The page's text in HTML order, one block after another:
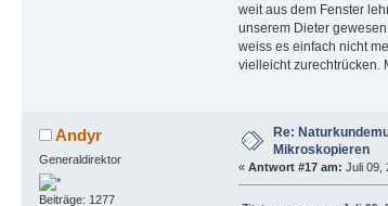
weit aus dem Fenster
unserem Dieter
weiss es einfach nicht
vielleicht zurechtrücken.
Andyr
Generaldirektor
Beiträge: 1277
Re:
Mikroskopieren
« Antwort #17 am: Juli 09,